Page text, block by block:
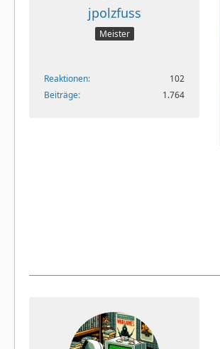
jpolzfuss
Meister
Reaktionen
102
Beiträge
1.764